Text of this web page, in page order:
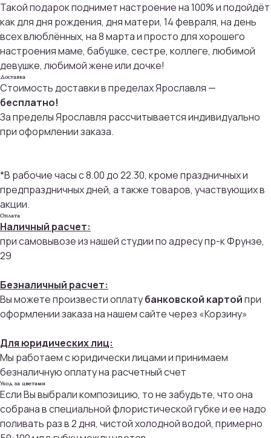
Такой подарок поднимет настроение на 100% и подойдёт
как для дня рождения, дня матери, 14 февраля, на день
всех влюблённых, на 8 марта и просто для хорошего
настроения маме, бабушке, сестре, коллеге, любимой
девушке, любимой жене или дочке!
Доставка
Стоимость доставки в пределах Ярославля —
бесплатно!
За пределы Ярославля рассчитывается индивидуально
при оформлении заказа.
*В рабочие часы с 8.00 до 22.30, кроме праздничных и
предпраздничных дней, а также товаров, участвующих в
акции.
Оплата
Наличный расчет:
при самовывозе из нашей студии по адресу пр-к Фрунзе,
29
Безналичный расчет:
Вы можете произвести оплатубанковской картойпри
оформлении заказа на нашем сайте через «Корзину»
Для юридических лиц:
Мы работаем с юридически лицами и принимаем
безналичную оплату на расчетный счет
Уход за цветами
Если Вы выбрали композицию, то не забудьте, что она
собрана в специальной флористической губке и ее надо
поливать раз в 2 дня, чистой холодной водой, примерно
Присоединяйтесь к
бонусной программе
И получайте кэшбек с каждой
покупки 5% на дальнейшие
покупки